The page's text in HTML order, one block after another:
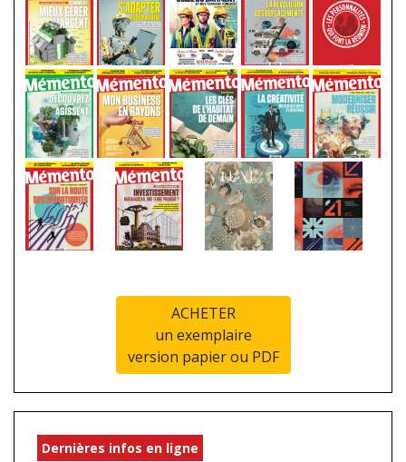
ACHETER
un exemplaire
version papier ou PDF
Dernières infos en ligne